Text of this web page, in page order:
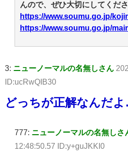
んので、ぜひ大切にしてくださ
https://www.soumu.go.jp/
https://www.soumu.go.jp/
3: ニューノーマルの名無しさん
ID:ucRwQIB30
どっちが正解なんだ
777: ニューノーマルの名無しさ
12:48:50.57 ID:y+guJKKI0